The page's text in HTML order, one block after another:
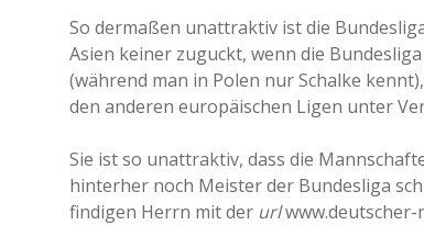
So dermaßen unattraktiv ist die
Asien keiner zuguckt, wenn die
(während man in Polen nur Schalke
den anderen europäischen Ligen unter
Sie ist so unattraktiv, dass die
hinterher noch Meister der Bundesliga
findigen Herrn mit der urlwww.deutscher-